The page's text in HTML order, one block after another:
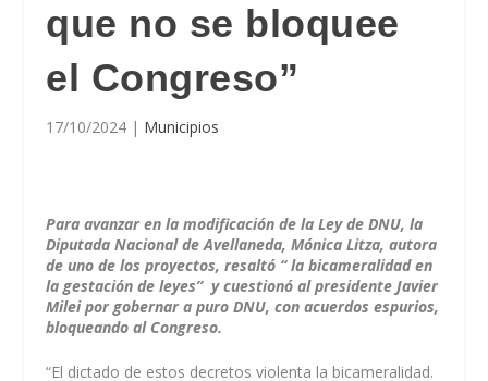
que no se bloquee
el Congreso”
17/10/2024 | Municipios
Para avanzar en la modificación de la Ley de DNU, la
Diputada Nacional de Avellaneda, Mónica Litza, autora
de uno de los proyectos, resaltó “ la bicameralidad en
la gestación de leyes” y cuestionó al presidente Javier
Milei por gobernar a puro DNU, con acuerdos espurios,
bloqueando al Congreso.
“El dictado de estos decretos violenta la bicameralidad.